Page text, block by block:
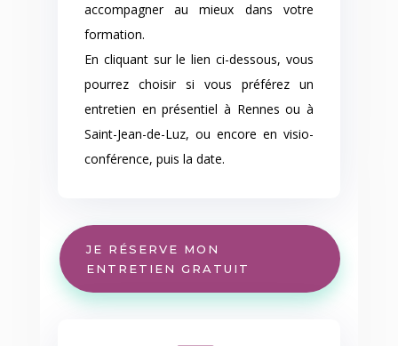
accompagner au mieux dans votre
formation.
En cliquant sur le lien ci-dessous, vous
pourrez choisir si vous préférez un
entretien en présentiel à Rennes ou à
Saint-Jean-de-Luz, ou encore en visio-
conférence, puis la date.
JE RÉSERVE MON
ENTRETIEN GRATUIT